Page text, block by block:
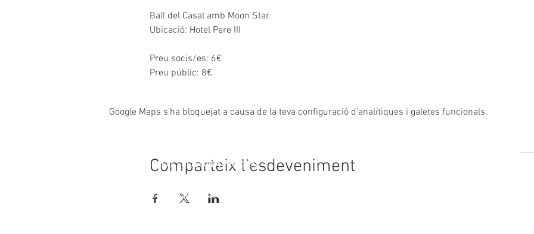
Ball del Casal amb Moon Star.
Ubicació: Hotel Pere III
Preu socis/es: 6€
Preu públic: 8€
Google Maps s'ha bloquejat a causa de la teva configuració d'analítiques i galetes funcionals.
Comparteix l'esdeveniment
© 2023CASAL SOCIETAT LA PRINCIPAL
08720 Vilafranca del Penedès
Alt Penedès (Barcelona)